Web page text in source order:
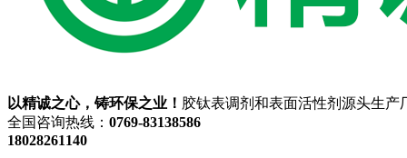
以精诚之心，铸环保之业！ 胶钛表调剂和表面活性剂源头生产
全国咨询热线： 0769-83138586
18028261140